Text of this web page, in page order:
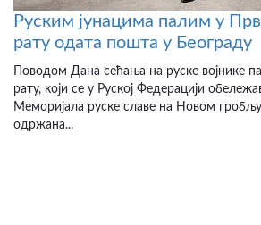
Руским јунацима палим у
рату одата пошта у Београду
Поводом Дана сећања на руске војнике
рату, који се у Руској Федерацији
Меморијала руске славе на Новом
одржана...